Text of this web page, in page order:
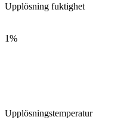
Upplösning fuktighet
1%
Upplösningstemperatur